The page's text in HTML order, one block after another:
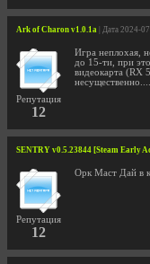
Ark of Charon v1.0.1a | Дата 2024-
Репутация
12
Игра неплохая,
до 15-ти, при
видеокарта (RX
несущественно....
SENTRY v0.5.23844 [Steam Early
Репутация
12
Орк Маст Дай в